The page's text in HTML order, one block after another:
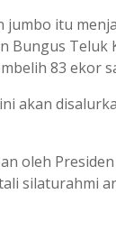
jumbo itu
Bungus
83 ekor
akan
oleh
silaturahmi